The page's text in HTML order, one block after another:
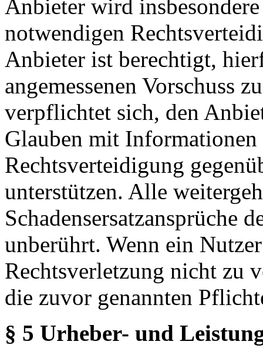
Anbieter wird
notwendigen
Anbieter ist berechtigt,
angemessenen Vorschuss
verpflichtet sich, den
Glauben mit
Rechtsverteidigung
unterstützen. Alle
Schadensersatzansprüche
unberührt. Wenn ein
Rechtsverletzung nicht zu
die zuvor genannten
§ 5 Urheber- und